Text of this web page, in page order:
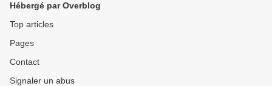
Hébergé par Overblog
Top articles
Pages
Contact
Signaler un abus